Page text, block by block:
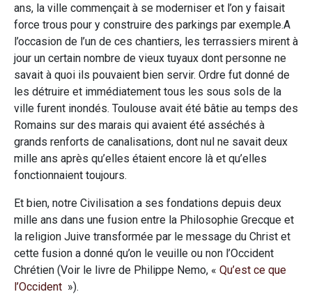
ans, la ville commençait à se moderniser et l’on y faisait
force trous pour y construire des parkings par exemple.A
l’occasion de l’un de ces chantiers, les terrassiers mirent à
jour un certain nombre de vieux tuyaux dont personne ne
savait à quoi ils pouvaient bien servir. Ordre fut donné de
les détruire et immédiatement tous les sous sols de la
ville furent inondés. Toulouse avait été bâtie au temps des
Romains sur des marais qui avaient été asséchés à
grands renforts de canalisations, dont nul ne savait deux
mille ans après qu’elles étaient encore là et qu’elles
fonctionnaient toujours.
Et bien, notre Civilisation a ses fondations depuis deux
mille ans dans une fusion entre la Philosophie Grecque et
la religion Juive transformée par le message du Christ et
cette fusion a donné qu’on le veuille ou non l’Occident
Chrétien (Voir le livre de Philippe Nemo, « Qu’est ce que
l’Occident »).